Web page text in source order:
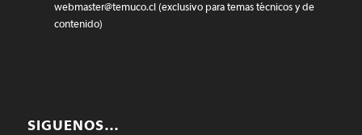
webmaster@temuco.cl(exclusivo para temas técnicos y de
contenido)
SIGUENOS…